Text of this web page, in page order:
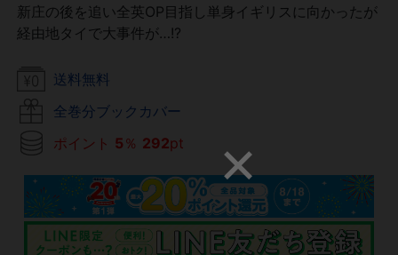
新庄の後を追い全英OP目指し単身イギリスに向かったが
経由地タイで大事件が…!?
送料無料
全巻分ブックカバー
ポイント 5 ％ 292pt